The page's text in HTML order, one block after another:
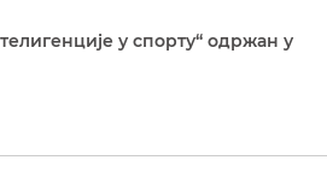
у спорту“ одржан у